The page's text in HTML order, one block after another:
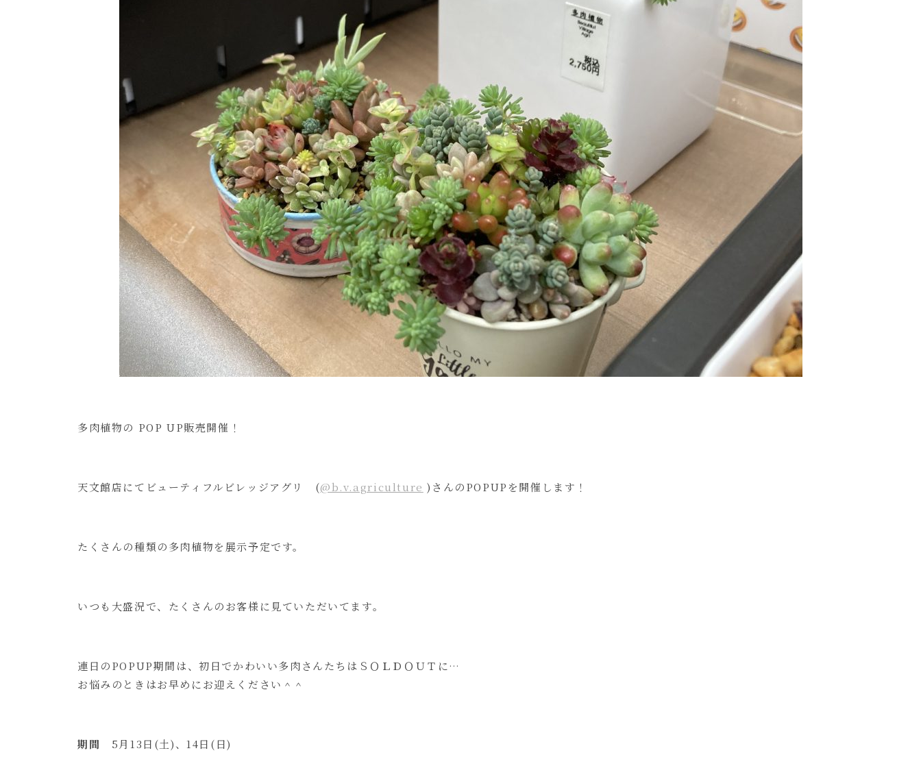
多肉植物の POP UP販売開催！
天文館店にてビューティフルビレッジアグリ (@b.v.agriculture )さんのPOPUPを開催します！
たくさんの種類の多肉植物を展示予定です。
いつも大盛況で、たくさんのお客様に見ていただいてます。
連日のPOPUP期間は、初日でかわいい多肉さんたちはＳＯＬＤＯＵＴに…
お悩みのときはお早めにお迎えください＾＾
期間 5月13日(土)、14日(日)